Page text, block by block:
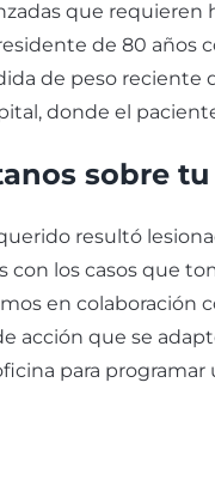
que
de 80 años
de peso reciente
donde el
sobre
resultó
con los casos que
en colaboración
acción que se
para programar